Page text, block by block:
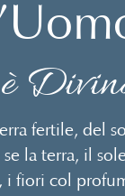
fertile, del
la terra, il
i fiori col